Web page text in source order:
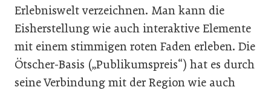
Erlebniswelt verzeichnen. Man kann die
Eisherstellung wie auch interaktive Elemente
mit einem stimmigen roten Faden erleben. Die
Ötscher-Basis („Publikumspreis“) hat es durch
seine Verbindung mit der Region wie auch